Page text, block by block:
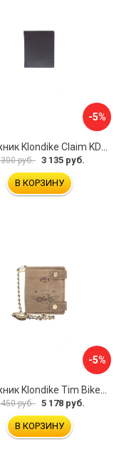
-5%
Бумажник Klondike Claim KD1102-03
руб. 3 135 руб.
В КОРЗИНУ
-5%
руб. 5 178 руб.
В КОРЗИНУ